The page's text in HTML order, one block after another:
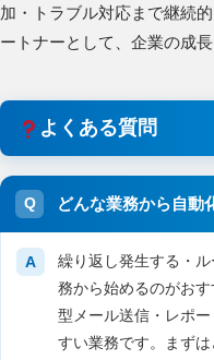
加・トラブル対応まで継続
ートナーとして、企業の成長
よくある質問
どんな業務から自動
繰り返し発生する・
務から始めるのがお
型メール送信・レポ
すい業務です。まず